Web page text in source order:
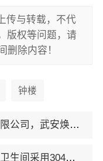
传与转载，不代
版权等问题，请
删除内容！
钟楼
武安焕新至臻之选
用304材质超安心